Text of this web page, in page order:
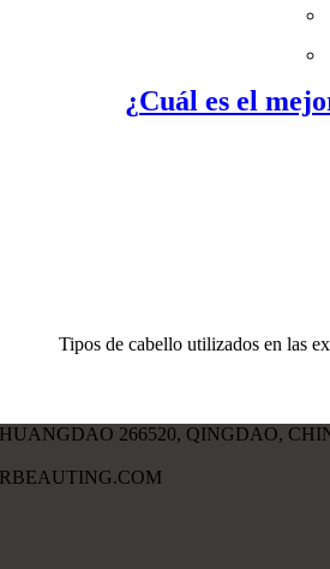
¿Cuál es el
Tipos de cabello utilizados en las
266520, QINGDAO,